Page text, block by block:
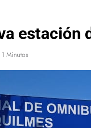
estación
1 Minutos